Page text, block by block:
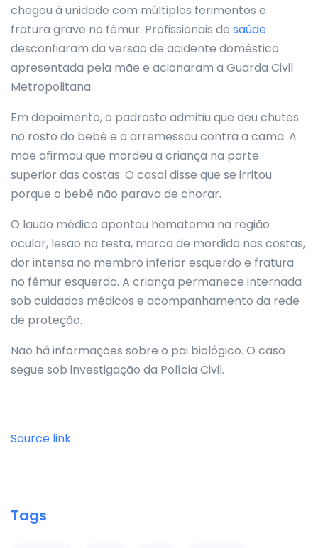
chegou à unidade com múltiplos ferimentos e
fratura grave no fêmur. Profissionais de saúde
desconfiaram da versão de acidente doméstico
apresentada pela mãe e acionaram a Guarda Civil
Metropolitana.
Em depoimento, o padrasto admitiu que deu chutes
no rosto do bebê e o arremessou contra a cama. A
mãe afirmou que mordeu a criança na parte
superior das costas. O casal disse que se irritou
porque o bebê não parava de chorar.
O laudo médico apontou hematoma na região
ocular, lesão na testa, marca de mordida nas costas,
dor intensa no membro inferior esquerdo e fratura
no fêmur esquerdo. A criança permanece internada
sob cuidados médicos e acompanhamento da rede
de proteção.
Não há informações sobre o pai biológico. O caso
segue sob investigação da Polícia Civil.
Source link
Tags